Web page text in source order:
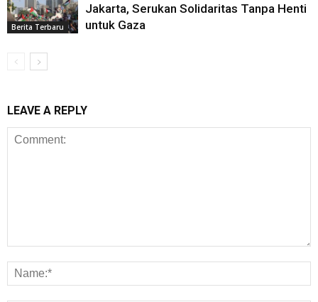
Berita Terbaru
Jakarta, Serukan Solidaritas Tanpa Henti
untuk Gaza
LEAVE A REPLY